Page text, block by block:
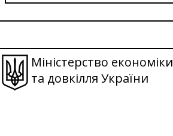
Міністерство економіки
та довкілля України